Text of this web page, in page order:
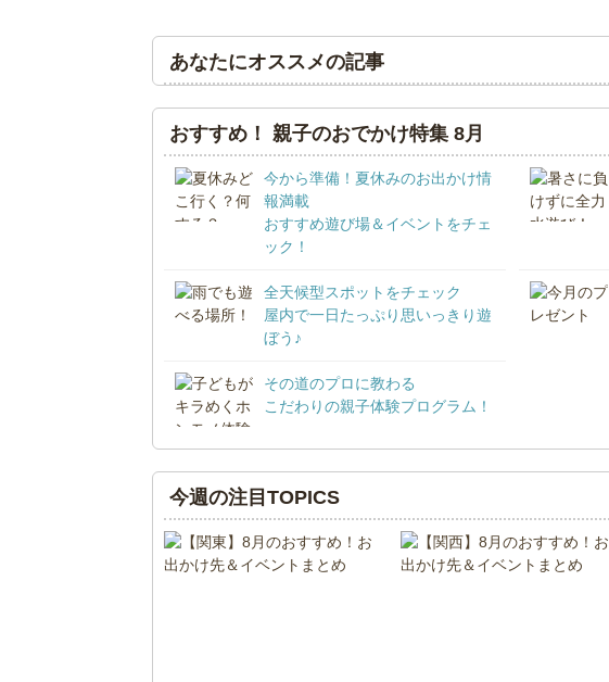
あなたにオススメの記事
おすすめ！ 親子のおでかけ特集 8月
今から準備！夏休みのお出かけ情
報満載
おすすめ遊び場＆イベントをチェ
ック！
全天候型スポットをチェック
屋内で一日たっぷり思いっきり遊
ぼう♪
その道のプロに教わる
こだわりの親子体験プログラム！
今週の注目TOPICS